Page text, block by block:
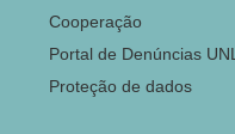
Cooperação
Portal de Denúncias UNL
Proteção de dados